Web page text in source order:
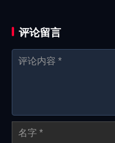
评论留言